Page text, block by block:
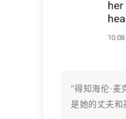
“得知海伦·
是她的丈夫和